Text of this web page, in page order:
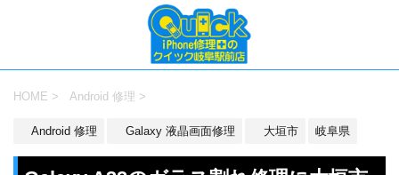
HOME > Android 修理 >
Android 修理 Galaxy 液晶画面修理 大垣市 岐阜県